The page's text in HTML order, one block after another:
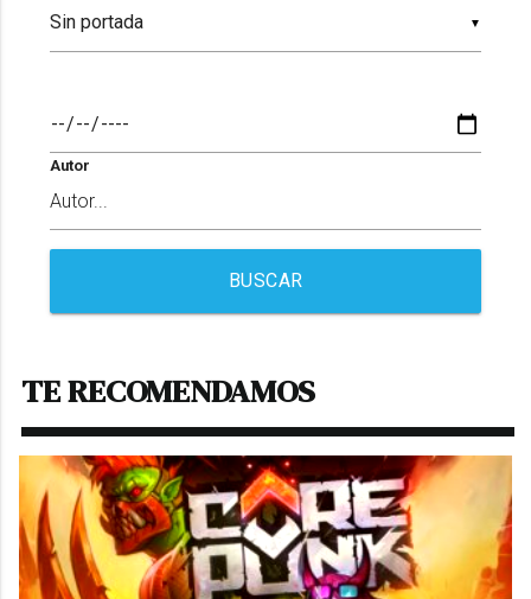
▼
Autor
BUSCAR
TE RECOMENDAMOS